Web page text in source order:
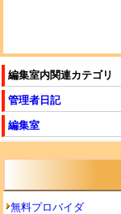
編集室内関連カテゴリ
管理者日記
編集室
無料プロバイダ